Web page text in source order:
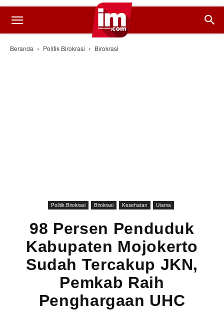
Beranda Politik Birokrasi Birokrasi
Politik Birokrasi Birokrasi Kesehatan Utama
98 Persen Penduduk
Kabupaten Mojokerto
Sudah Tercakup JKN,
Pemkab Raih
Penghargaan UHC